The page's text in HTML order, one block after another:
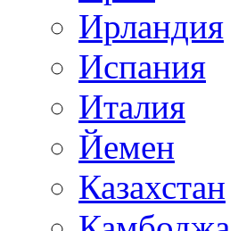
Ирландия
Испания
Италия
Йемен
Казахстан